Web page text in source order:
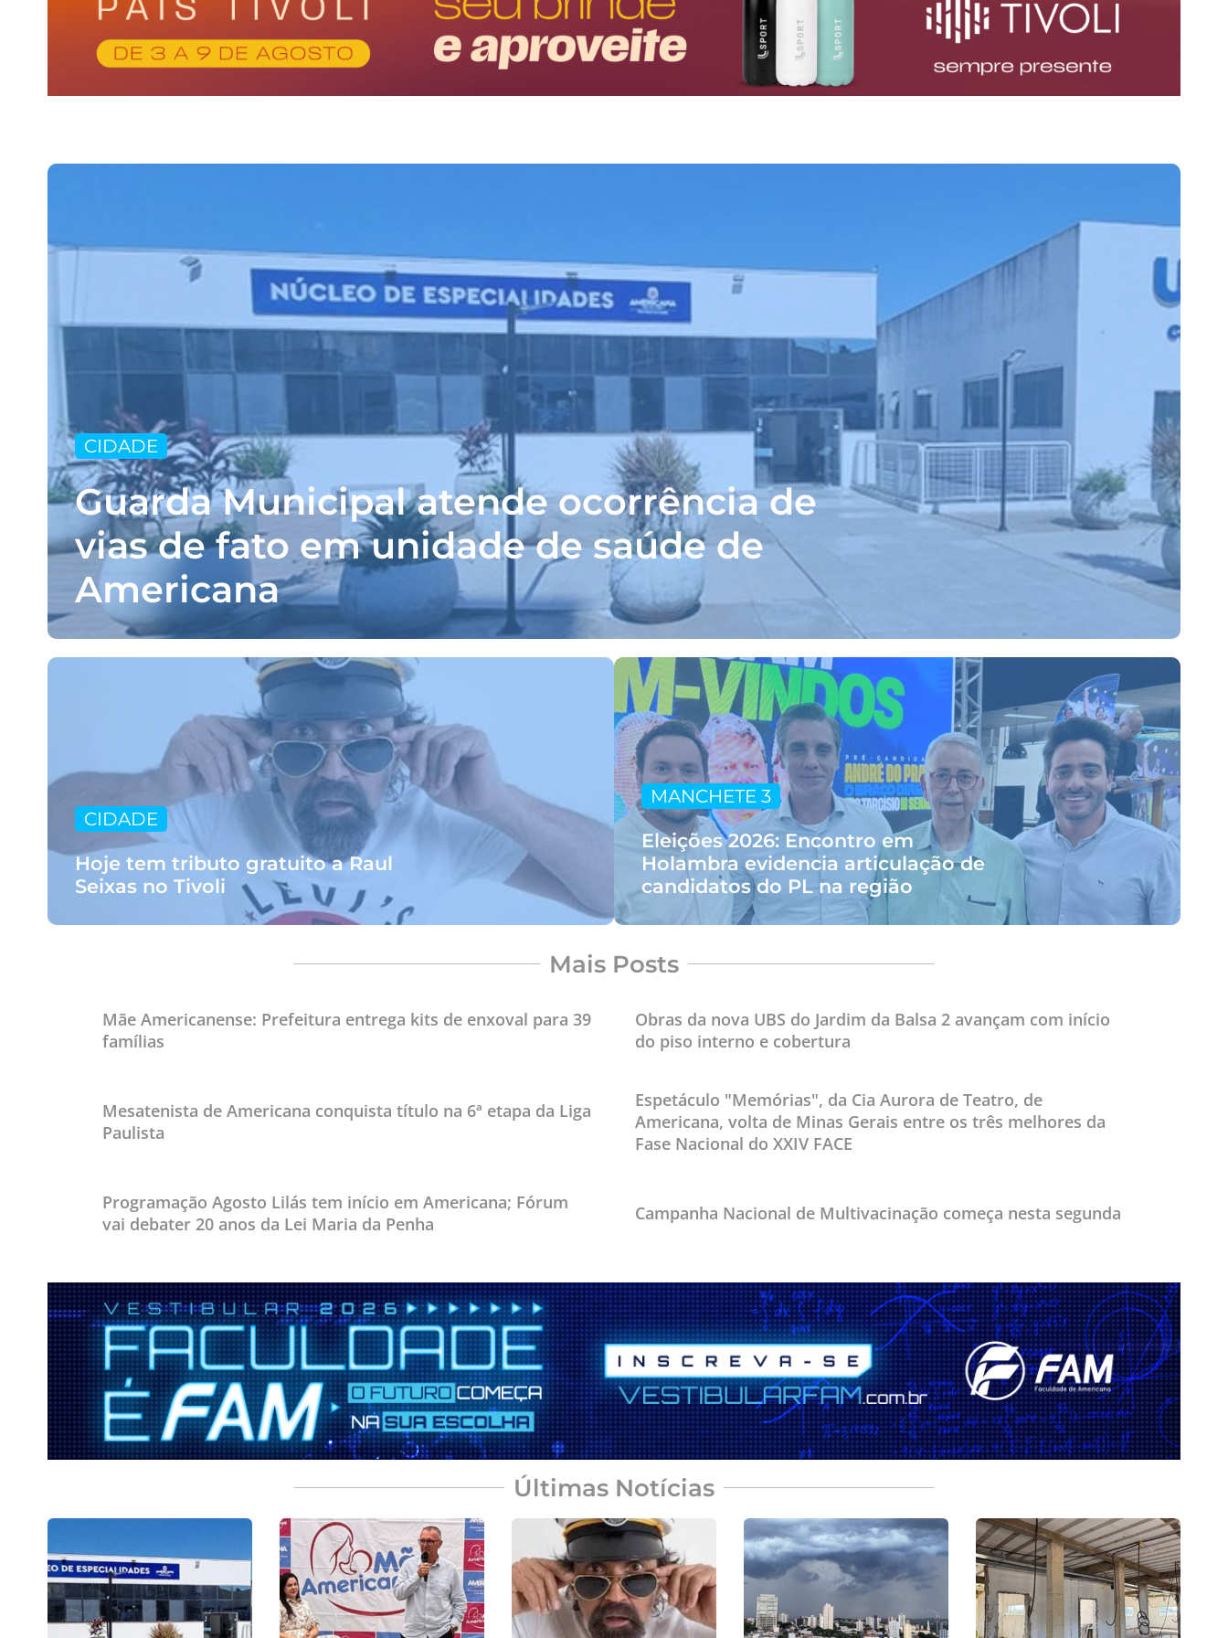
CIDADE
Guarda Municipal atende ocorrência de
vias de fato em unidade de saúde de
Americana
CIDADE
Hoje tem tributo gratuito a Raul
Seixas no Tivoli
MANCHETE 3
Eleições 2026: Encontro em
Holambra evidencia articulação de
candidatos do PL na região
Mais Posts
Mãe Americanense: Prefeitura entrega kits de enxoval para 39
famílias
Obras da nova UBS do Jardim da Balsa 2 avançam com início
do piso interno e cobertura
Mesatenista de Americana conquista título na 6ª etapa da Liga
Paulista
Espetáculo "Memórias", da Cia Aurora de Teatro, de
Americana, volta de Minas Gerais entre os três melhores da
Fase Nacional do XXIV FACE
Programação Agosto Lilás tem início em Americana; Fórum
vai debater 20 anos da Lei Maria da Penha
Campanha Nacional de Multivacinação começa nesta segunda
Últimas Notícias